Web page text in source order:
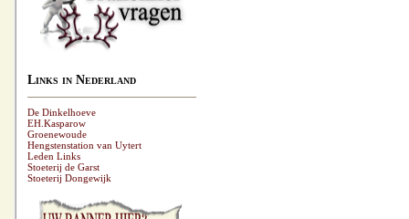
Links in Nederland
De Dinkelhoeve
EH.Kasparow
Groenewoude
Hengstenstation van Uytert
Leden Links
Stoeterij de Garst
Stoeterij Dongewijk